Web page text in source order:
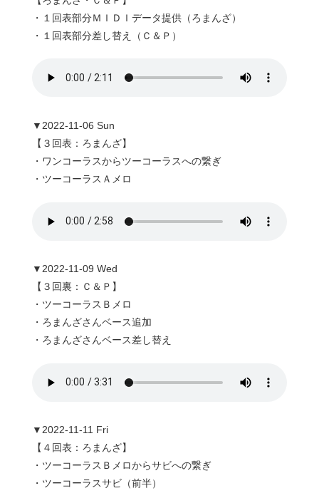
・１回表部分ＭＩＤＩデータ提供（ろまんざ）
・１回表部分差し替え（Ｃ＆Ｐ）
▼2022-11-06 Sun
【３回表：ろまんざ】
・ワンコーラスからツーコーラスへの繋ぎ
・ツーコーラスＡメロ
▼2022-11-09 Wed
【３回裏：Ｃ＆Ｐ】
・ツーコーラスＢメロ
・ろまんざさんベース追加
・ろまんざさんベース差し替え
▼2022-11-11 Fri
【４回表：ろまんざ】
・ツーコーラスＢメロからサビへの繋ぎ
・ツーコーラスサビ（前半）